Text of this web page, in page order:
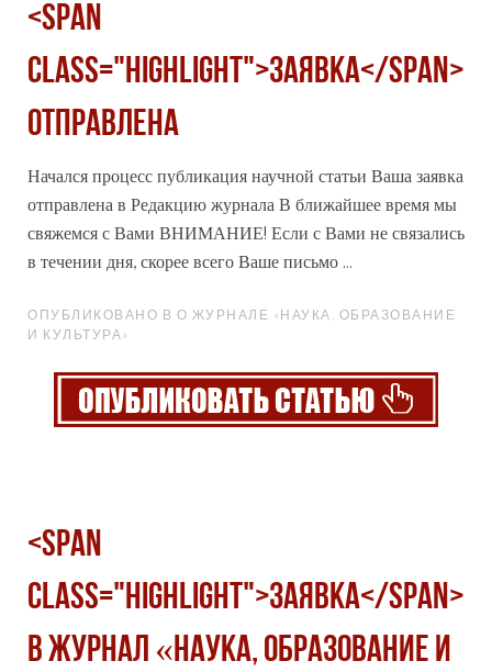
<span
class="highlight">Заявка</span>
отправлена
Начался процесс публикация научной статьи Ваша заявка
отправлена в Редакцию журнала В ближайшее время мы
свяжемся с Вами ВНИМАНИЕ! Если с Вами не связались
в течении дня, скорее всего Ваше письмо ...
ОПУБЛИКОВАНО В О ЖУРНАЛЕ «НАУКА, ОБРАЗОВАНИЕ
И КУЛЬТУРА»
<span
class="highlight">Заявка</span>
в журнал «Наука, образование и